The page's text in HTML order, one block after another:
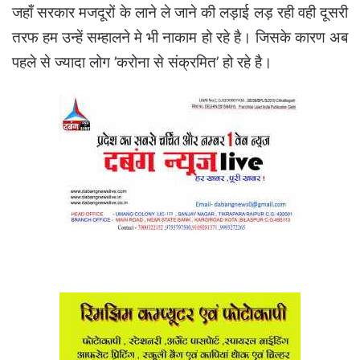
जहाँ सरकार मजदूरों के लाने ले जाने की लड़ाई लड़ रही वही दूसरी
तरफ हम उन्हें सम्हालने मे भी नाकाम हो रहे है। जिसके कारण अब
पहले से ज्यादा लोग ’करोना से संक्रमित’ हो रहे है।